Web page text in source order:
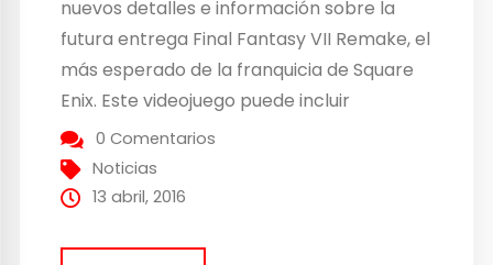
nuevos detalles e información sobre la
futura entrega Final Fantasy VII Remake, el
más esperado de la franquicia de Square
Enix. Este videojuego puede incluir
elementos de carácter propio como por
ejemplo los spin off que se fueron
añadiendo a lo largo de toda la historia de
0 Comentarios
Noticias
13 abril, 2016